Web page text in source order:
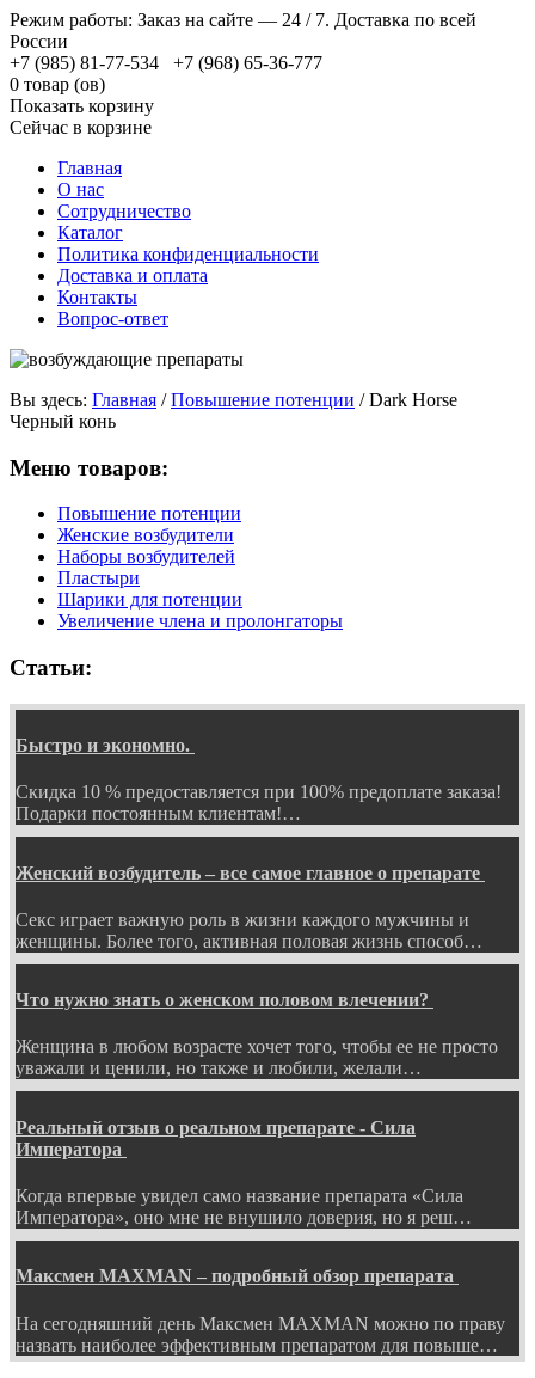
Режим работы: Заказ на сайте — 24 / 7. Доставка по всей
России
+7 (985) 81-77-534 +7 (968) 65-36-777
0 товар (ов)
Показать корзину
Сейчас в корзине
Главная
О нас
Сотрудничество
Каталог
Политика конфиденциальности
Доставка и оплата
Контакты
Вопрос-ответ
Вы здесь: Главная /Повышение потенции /Dark Horse
Черный конь
Меню товаров:
Повышение потенции
Женские возбудители
Наборы возбудителей
Пластыри
Шарики для потенции
Увеличение члена и пролонгаторы
Статьи:
Быстро и экономно.
Скидка 10 % предоставляется при 100% предоплате заказа!
Подарки постоянным клиентам!…
Женский возбудитель – все самое главное о препарате
Секс играет важную роль в жизни каждого мужчины и
женщины. Более того, активная половая жизнь способ…
Что нужно знать о женском половом влечении?
Женщина в любом возрасте хочет того, чтобы ее не просто
уважали и ценили, но также и любили, желали…
Реальный отзыв о реальном препарате - Сила
Императора
Когда впервые увидел само название препарата «Сила
Императора», оно мне не внушило доверия, но я реш…
Максмен MAXMAN – подробный обзор препарата
На сегодняшний день Максмен MAXMAN можно по праву
назвать наиболее эффективным препаратом для повыше…